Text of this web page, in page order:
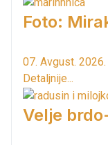
Foto:
07. Avgust. 2026.
Detaljnije...
Velje